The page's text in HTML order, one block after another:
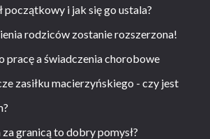
początkowy i jak się go ustala?
rodziców zostanie rozszerzona!
pracę a świadczenia chorobowe
zasiłku macierzyńskiego - czy jest
granicą to dobry pomysł?